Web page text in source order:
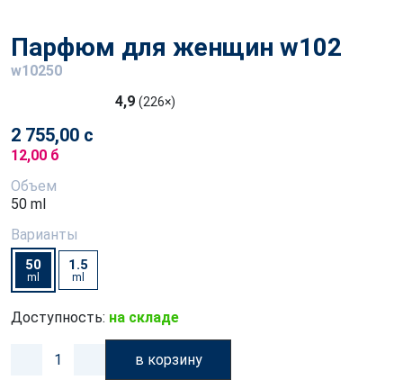
Парфюм для женщин w102
w10250
4,9 (226×)
2 755,00 с
12,00 б
Объем
50 ml
Варианты
50
ml
1.5
ml
Доступность: на складе
в корзину